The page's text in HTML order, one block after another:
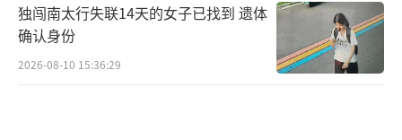
独闯南太行失联14天的女子已找到 遗体
确认身份
2026-08-10 15:36:29